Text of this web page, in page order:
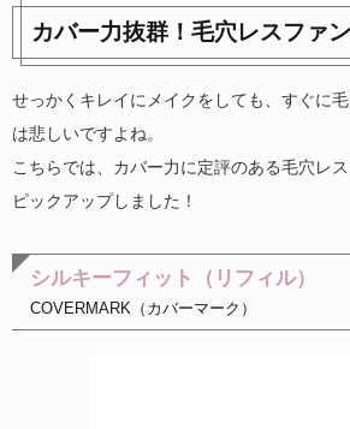
カバー力抜群！毛穴レスファ
せっかくキレイにメイクをしても、すぐに
は悲しいですよね。
こちらでは、カバー力に定評のある毛穴レ
ピックアップしました！
シルキーフィット（リフィル）
COVERMARK（カバーマーク）